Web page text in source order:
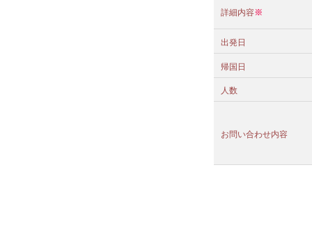
詳細内容※
出発日
帰国日
人数
お問い合わせ内容